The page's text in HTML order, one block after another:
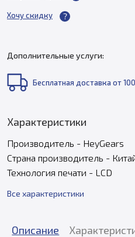
Хочу скидку
Дополнительные услуги:
Бесплатная доставка от
Характеристики
Производитель - HeyGears
Страна производитель -
Технология печати - LCD
Все характеристики
Описание